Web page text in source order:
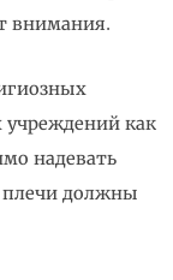
внимания.
учреждений как
надевать
должны